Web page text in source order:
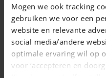
Mogen we ook tracking
gebruiken we voor een
website en relevante
social media/andere
optimale ervaring wil op
voor ‘accepteren en